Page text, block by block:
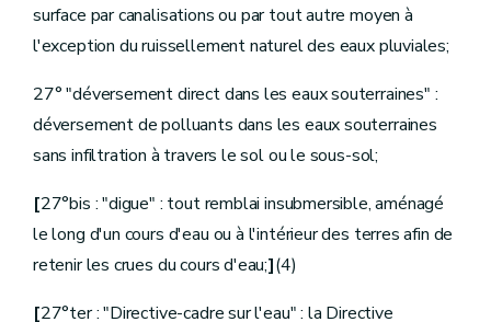
Art.D.295
Art.D.296
Art.D.299
Art.D.300
Art.
D.301
Art.D.302
Art.D.304
Art.D.305.
Art.D.306.
Art.D.307.
Art.D.309.
surface par canalisations ou par tout autre moyen à
l'exception du ruissellement naturel des eaux pluviales;
27° "déversement direct dans les eaux souterraines" :
déversement de polluants dans les eaux souterraines
sans infiltration à travers le sol ou le sous-sol;
[27°bis : "digue" : tout remblai insubmersible, aménagé
le long d'un cours d'eau ou à l'intérieur des terres afin de
retenir les crues du cours d'eau;](4)
[27°ter : "Directive-cadre sur l'eau" : la Directive